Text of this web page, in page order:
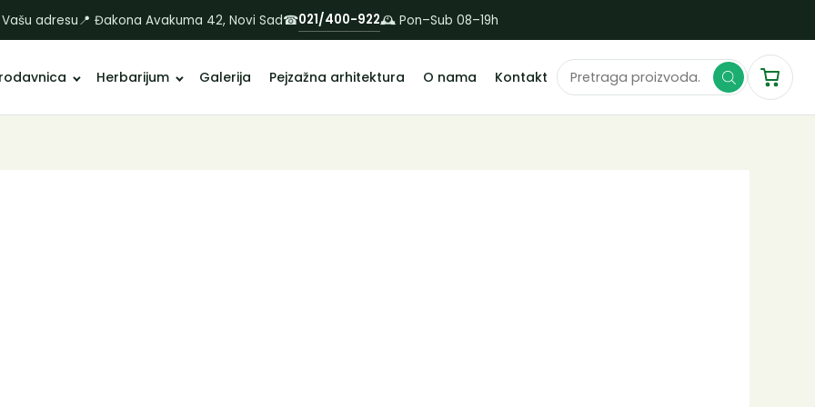
adresu📍 Đakona Avakuma 42, Novi Sad☎021/400-922🕰 Pon–Sub 08–19h
Herbarijum Galerija Pejzažna arhitektura O nama Kontakt
Products
search